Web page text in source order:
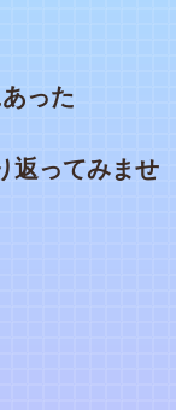
った
返ってみませ